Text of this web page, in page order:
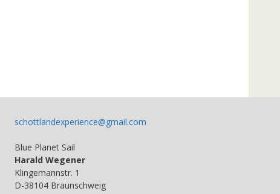
schottlandexperience@gmail.com
Blue Planet Sail
Harald Wegener
Klingemannstr. 1
D-38104 Braunschweig